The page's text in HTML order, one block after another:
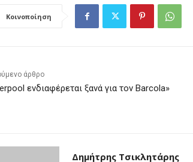
Κοινοποίηση
άρθρο
ενδιαφέρεται ξανά για τον Barcola»
Δημήτρης Τσικλητάρης